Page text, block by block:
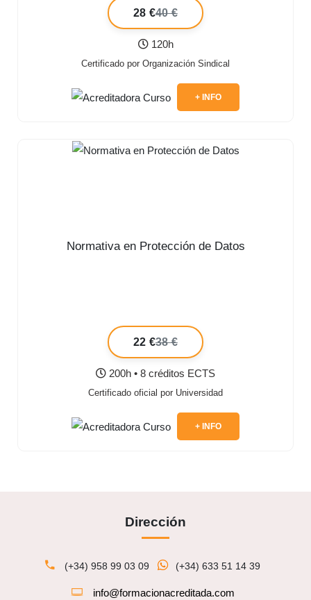
28 €40 €
120h
Certificado por Organización Sindical
+ INFO
Normativa en Protección de Datos
22 €38 €
200h • 8 créditos ECTS
Certificado oficial por Universidad
+ INFO
Dirección
(+34) 958 99 03 09 (+34) 633 51 14 39
info@formacionacreditada.com